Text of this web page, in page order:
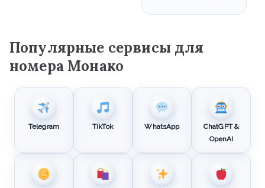
Популярные сервисы для
номера Монако
Telegram TikTok WhatsApp
ChatGPT &
OpenAI